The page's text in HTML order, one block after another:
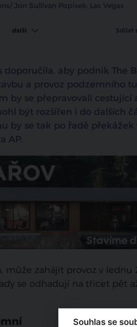
Jon Sullivan Popisek: Las Vegas
další Sdílet
doporučila, aby podnik The
a provoz podzemního
by se přepravovali
být rozšířen i do dalších
by se tak po řadě
AP.
může zahájit provoz v
se odhadují na třicet pět
Souhlas se